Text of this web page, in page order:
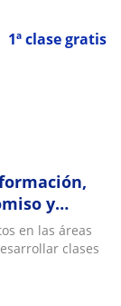
1ª clase gratis
y
en las áreas
clases